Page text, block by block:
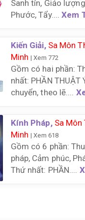
Sanh tín, Giảo
Phước, Tẩy....Xem
Kiến Giải, Sa Môn
Minh | Xem 772
Gồm có hai phần:
nhất: PHẦN
chuyển, theo lẽ....
Kính Pháp, Sa
Minh | Xem 618
Gồm có 6 phần:
pháp, Cảm phúc,
Thứ nhất: PHẦN....